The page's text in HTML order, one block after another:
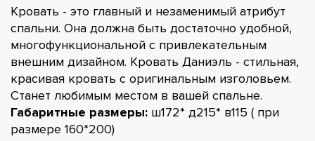
Кровать - это главный и незаменимый атрибут
спальни. Она должна быть достаточно удобной,
многофункциональной с привлекательным
внешним дизайном. Кровать Даниэль - стильная,
красивая кровать с оригинальным изголовьем.
Станет любимым местом в вашей спальне.
Габаритные размеры: ш172* д215* в115 ( при
размере 160*200)